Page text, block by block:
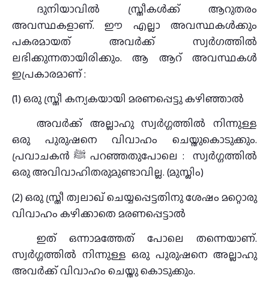
ദുനിയാവിൽ സ്ത്രീകൾക്ക് ആറുതരം
അവസ്ഥകളാണ്. ഈ എല്ലാ അവസ്ഥകൾക്കും
പകരമായത് അവർക്ക് സ്വർഗത്തിൽ
ലഭിക്കുന്നതായിരിക്കും. ആ ആറ് അവസ്ഥകൾ
ഇപ്രകാരമാണ് :
(1) ഒരു സ്ത്രീ കന്യകയായി മരണപ്പെട്ടു കഴിഞ്ഞാൽ
അവർക്ക് അല്ലാഹു സ്വർഗ്ഗത്തിൽ നിന്നുള്ള
ഒരു പുരുഷനെ വിവാഹം ചെയ്തുകൊടുക്കും.
പ്രവാചകൻ ﷺ പറഞ്ഞതുപോലെ : സ്വർഗ്ഗത്തിൽ
ഒരു അവിവാഹിതരുമുണ്ടാവില്ല. (മുസ്ലിം)
(2) ഒരു സ്ത്രീ ത്വലാഖ് ചെയ്യപ്പെട്ടതിനു ശേഷം മറ്റൊരു
വിവാഹം കഴിക്കാതെ മരണപ്പെട്ടാൽ
ഇത് ഒന്നാമത്തേത് പോലെ തന്നെയാണ്.
സ്വർഗ്ഗത്തിൽ നിന്നുള്ള ഒരു പുരുഷനെ അല്ലാഹു
അവർക്ക് വിവാഹം ചെയ്തു കൊടുക്കും.